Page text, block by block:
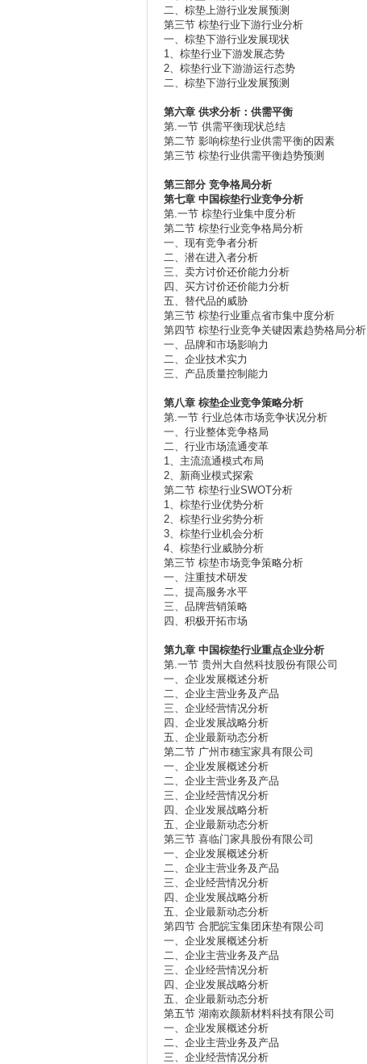
二、棕垫上游行业发展预测
第三节 棕垫行业下游行业分析
一、棕垫下游行业发展现状
1、棕垫行业下游发展态势
2、棕垫行业下游游运行态势
二、棕垫下游行业发展预测
第六章 供求分析：供需平衡
第.一节 供需平衡现状总结
第二节 影响棕垫行业供需平衡的因素
第三节 棕垫行业供需平衡趋势预测
第三部分 竞争格局分析
第七章 中国棕垫行业竞争分析
第.一节 棕垫行业集中度分析
第二节 棕垫行业竞争格局分析
一、现有竞争者分析
二、潜在进入者分析
三、卖方讨价还价能力分析
四、买方讨价还价能力分析
五、替代品的威胁
第三节 棕垫行业重点省市集中度分析
第四节 棕垫行业竞争关键因素趋势格局分析
一、品牌和市场影响力
二、企业技术实力
三、产品质量控制能力
第八章 棕垫企业竞争策略分析
第.一节 行业总体市场竞争状况分析
一、行业整体竞争格局
二、行业市场流通变革
1、主流流通模式布局
2、新商业模式探索
第二节 棕垫行业SWOT分析
1、棕垫行业优势分析
2、棕垫行业劣势分析
3、棕垫行业机会分析
4、棕垫行业威胁分析
第三节 棕垫市场竞争策略分析
一、注重技术研发
二、提高服务水平
三、品牌营销策略
四、积极开拓市场
第九章 中国棕垫行业重点企业分析
第.一节 贵州大自然科技股份有限公司
一、企业发展概述分析
二、企业主营业务及产品
三、企业经营情况分析
四、企业发展战略分析
五、企业最新动态分析
第二节 广州市穗宝家具有限公司
一、企业发展概述分析
二、企业主营业务及产品
三、企业经营情况分析
四、企业发展战略分析
五、企业最新动态分析
第三节 喜临门家具股份有限公司
一、企业发展概述分析
二、企业主营业务及产品
三、企业经营情况分析
四、企业发展战略分析
五、企业最新动态分析
第四节 合肥皖宝集团床垫有限公司
一、企业发展概述分析
二、企业主营业务及产品
三、企业经营情况分析
四、企业发展战略分析
五、企业最新动态分析
第五节 湖南欢颜新材料科技有限公司
一、企业发展概述分析
二、企业主营业务及产品
三、企业经营情况分析